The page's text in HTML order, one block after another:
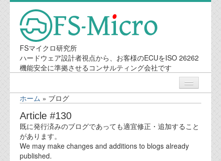
FSマイクロ研究所
ハードウェア設計者視点から、お客様のECUをISO 26262
機能安全に準拠させるコンサルティング会社です
ニュース
業務内容
ホーム » ブログ
Article #130
既に発行済みのブログであっても適宜修正・追加すること
があります。
We may make changes and additions to blogs already
published.